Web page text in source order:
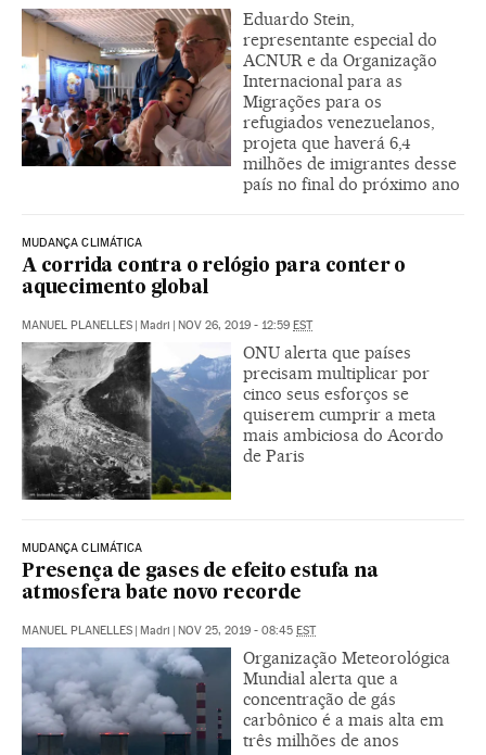
Eduardo Stein,
representante especial do
ACNUR e da Organização
Internacional para as
Migrações para os
refugiados venezuelanos,
projeta que haverá 6,4
milhões de imigrantes desse
país no final do próximo ano
MUDANÇA CLIMÁTICA
A corrida contra o relógio para conter o
aquecimento global
MANUEL PLANELLES | Madri | NOV 26, 2019 - 12:59 EST
ONU alerta que países
precisam multiplicar por
cinco seus esforços se
quiserem cumprir a meta
mais ambiciosa do Acordo
de Paris
MUDANÇA CLIMÁTICA
Presença de gases de efeito estufa na
atmosfera bate novo recorde
MANUEL PLANELLES | Madri | NOV 25, 2019 - 08:45 EST
Organização Meteorológica
Mundial alerta que a
concentração de gás
carbônico é a mais alta em
três milhões de anos